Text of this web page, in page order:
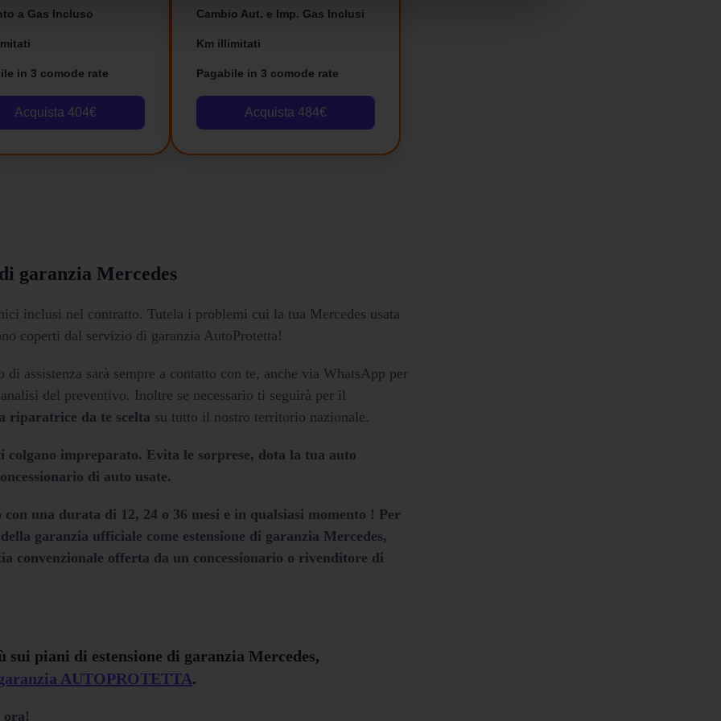
a Gas Incluso
in 3 comode rate
Acquista 404€
Cambio Aut. e Imp. Gas Inclusi
Km illimitati
Pagabile in 3 comode rate
Acquista 484€
garanzia Mercedes
inclusi nel contratto. Tutela i problemi cui la tua Mercedes usata
coperti dal servizio di garanzia AutoProtetta!
assistenza sarà sempre a contatto con te, anche via WhatsApp per
del preventivo. Inoltre se necessario ti seguirà per il
riparatrice da te scelta su tutto il nostro territorio nazionale.
impreparato. Evita le sorprese, dota la tua auto
di auto usate.
una durata di 12, 24 o 36 mesi e in qualsiasi momento ! Per
garanzia ufficiale come estensione di garanzia Mercedes,
convenzionale offerta da un concessionario o rivenditore di
piani di estensione di garanzia Mercedes,
AUTOPROTETTA.
ora!